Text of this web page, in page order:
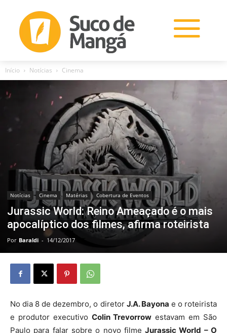
Início Notícias Cinema
Notícias Cinema Matérias Cobertura de Eventos
Jurassic World: Reino Ameaçado é o mais
apocalíptico dos filmes, afirma roteirista
Por Baraldi - 14/12/2017
No dia 8 de dezembro, o diretor J.A. Bayona e o roteirista
e produtor executivo Colin Trevorrow estavam em São
Paulo para falar sobre o novo filmeJurassic World – O